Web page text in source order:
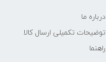
درباره ما
توضیحات تکمیلی ارسال کالا
راهنما